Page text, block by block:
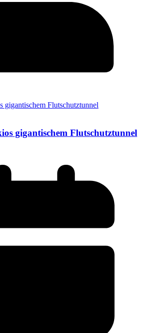
gigantischem Flutschutztunnel